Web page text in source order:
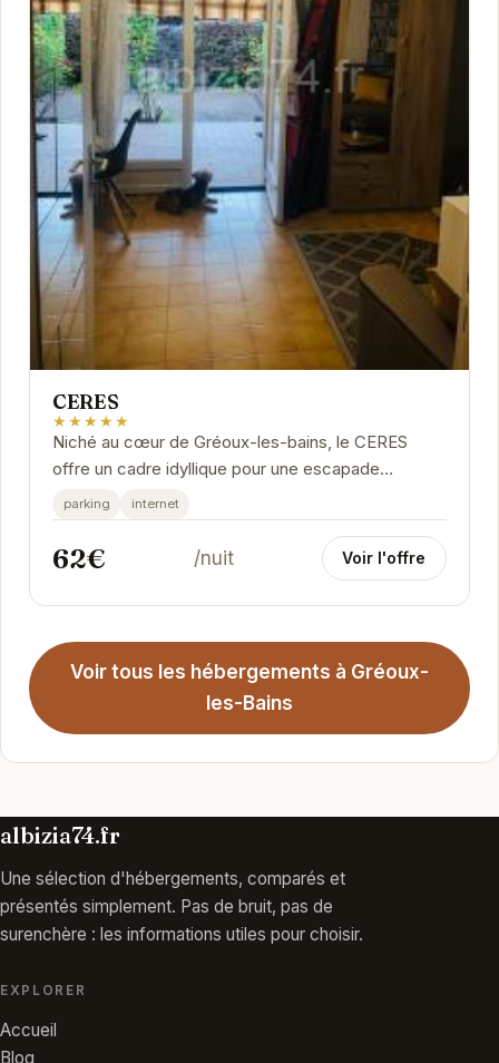
CERES
★★★★★
Niché au cœur de Gréoux-les-bains, le CERES
offre un cadre idyllique pour une escapade
relaxante. Ses installations modernes et son
service...
parking internet
62€ /nuit Voir l'offre
Voir tous les hébergements à Gréoux-
les-Bains
albizia74.fr
Une sélection d'hébergements, comparés et
présentés simplement. Pas de bruit, pas de
surenchère : les informations utiles pour choisir.
EXPLORER
Accueil
Blog